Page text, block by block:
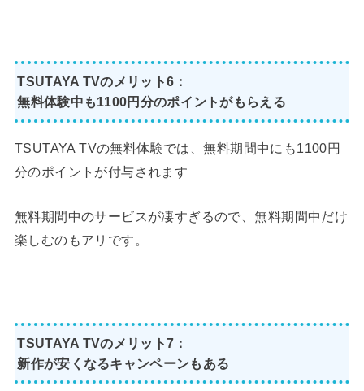
TSUTAYA TVのメリット6：
無料体験中も1100円分のポイントがもらえる
TSUTAYA TVの無料体験では、無料期間中にも1100円
分のポイントが付与されます
無料期間中のサービスが凄すぎるので、無料期間中だけ
楽しむのもアリです。
TSUTAYA TVのメリット7：
新作が安くなるキャンペーンもある